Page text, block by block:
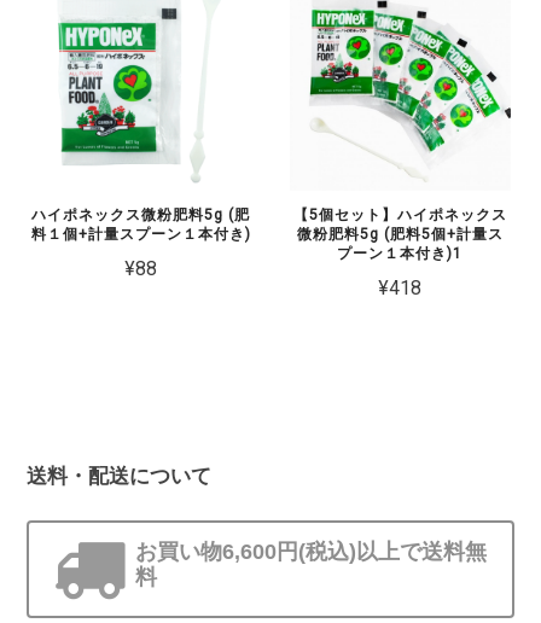
ハイポネックス微粉肥料5g (肥
料１個+計量スプーン１本付き)
¥88
【5個セット】ハイポネックス
微粉肥料5g (肥料5個+計量ス
プーン１本付き)1
¥418
送料・配送について
お買い物6,600円(税込)以上で送料無
料